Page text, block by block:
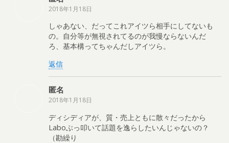
2018年1月18日
しゃあない、だってこれアイツら相手にしてないも
の。自分等が無視されてるのが我慢ならないんだ
ろ、基本構ってちゃんだしアイツら。
返信
匿名
2018年1月18日
ディシディアが、質・売上ともに散々だったから
Laboぶっ叩いて話題を逸らしたいんじゃないの？
（勘繰り